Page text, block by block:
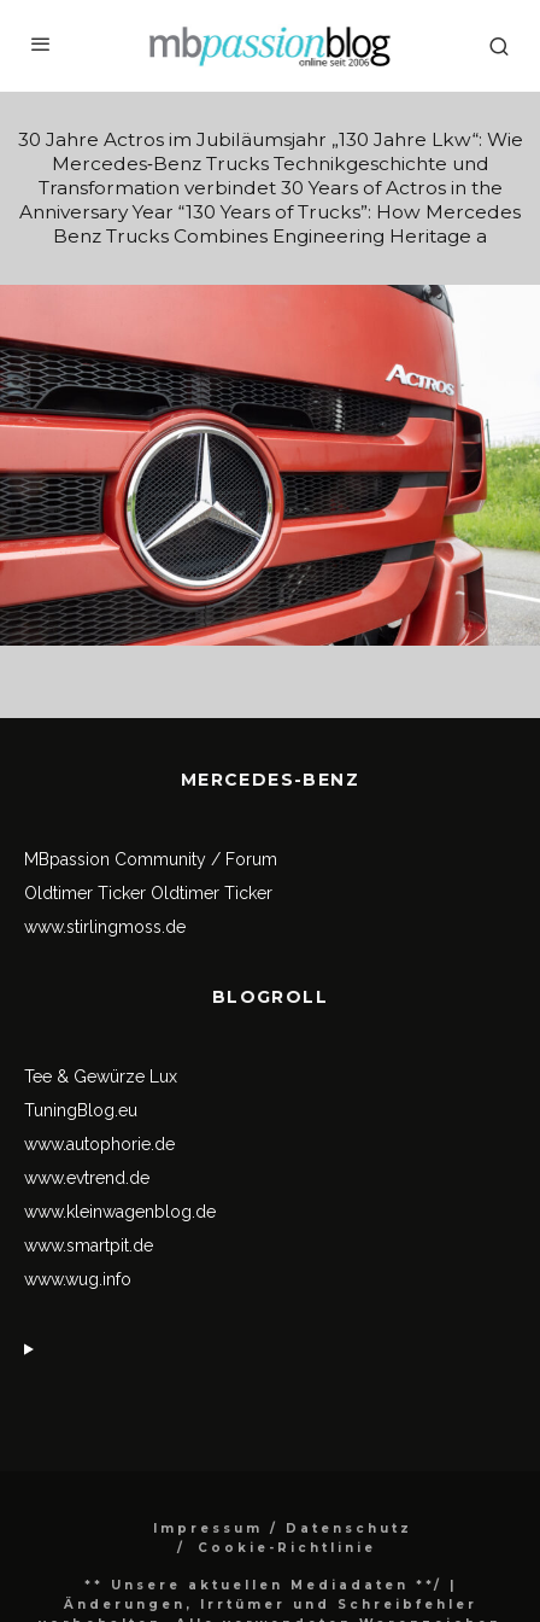
30 Jahre Actros im Jubiläumsjahr „130 Jahre Lkw“: Wie
Mercedes‑Benz Trucks Technikgeschichte und
Transformation verbindet 30 Years of Actros in the
Anniversary Year “130 Years of Trucks”: How Mercedes
Benz Trucks Combines Engineering Heritage a
MERCEDES-BENZ
MBpassion Community / Forum
Oldtimer Ticker Oldtimer Ticker
www.stirlingmoss.de
BLOGROLL
Tee & Gewürze Lux
TuningBlog.eu
www.autophorie.de
www.evtrend.de
www.kleinwagenblog.de
www.smartpit.de
www.wug.info
Impressum / Datenschutz
Cookie-Richtlinie
** Unsere aktuellen Mediadaten **/
|
Änderungen, Irrtümer und Schreibfehler